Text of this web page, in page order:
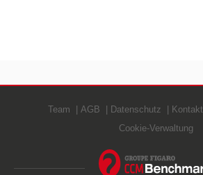
Team AGB Datenschutz Kontakt
Cookie-Verwaltung